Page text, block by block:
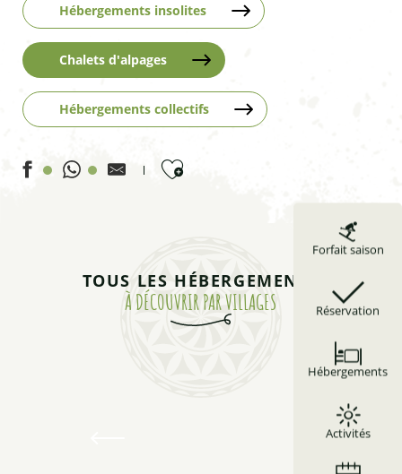
Forfait saison
Réservation
Hébergements
Activités
Hébergements insolites
Chalets d'alpages
Hébergements collectifs
Ajouter aux favoris
Appartement 5 personnes - Marmotte
Appartement 4 personnes - L'Etable
Appartement 8 personnes - Les Balcons du Viso n°923
TOUS LES HÉBERGEMENTS
À DÉCOUVRIR PAR VILLAGES